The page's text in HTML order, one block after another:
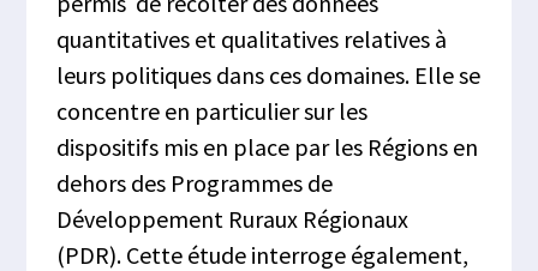
quantitatives et qualitatives relatives à
leurs politiques dans ces domaines. Elle se
concentre en particulier sur les
dispositifs mis en place par les Régions en
dehors des Programmes de
Développement Ruraux Régionaux
(PDR). Cette étude interroge également,